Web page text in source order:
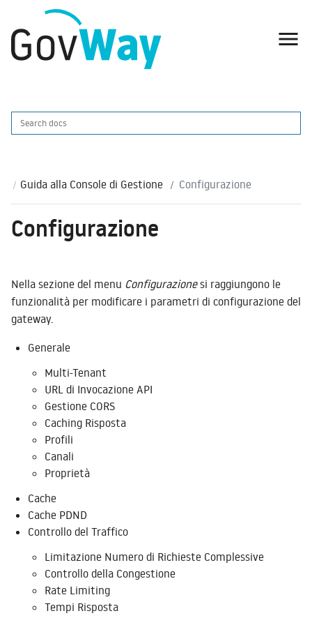

Guida alla Console di Gestione Configurazione
Configurazione
Nella sezione del menu Configurazionesi raggiungono le
funzionalità per modificare i parametri di configurazione del
gateway.
Generale
Multi-Tenant
URL di Invocazione API
Gestione CORS
Caching Risposta
Profili
Canali
Proprietà
Cache
Cache PDND
Controllo del Traffico
Limitazione Numero di Richieste Complessive
Controllo della Congestione
Rate Limiting
Tempi Risposta